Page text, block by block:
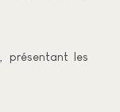
, présentant les